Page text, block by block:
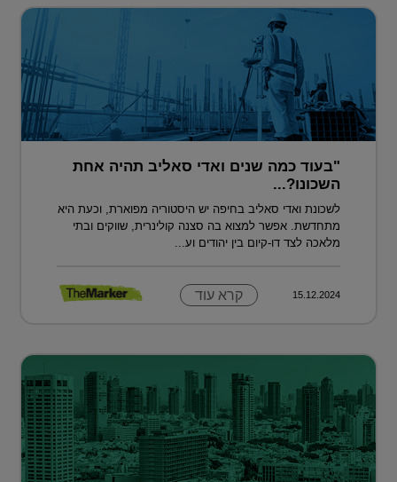
"בעוד כמה שנים ואדי סאליב תהיה אחת
השכונו?...
לשכונת ואדי סאליב בחיפה יש היסטוריה מפוארת, וכעת היא
מתחדשת. אפשר למצוא בה סצנה קולינרית, שווקים ובתי
מלאכה לצד דו-קיום בין יהודים וע...
15.12.2024 קרא עוד